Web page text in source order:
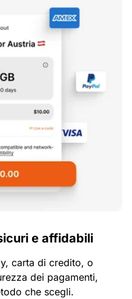
e affidabili
carta di credito, o
dei pagamenti,
che scegli.